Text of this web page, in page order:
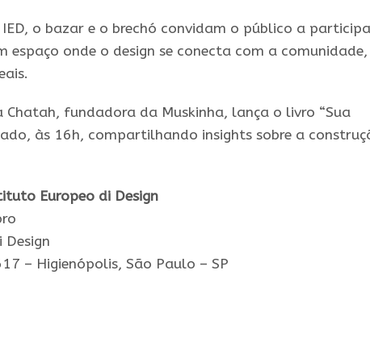
o bazar e o brechó convidam o público a
espaço onde o design se conecta com a comunidade,
fundadora da Muskinha, lança o livro “Sua
às 16h, compartilhando insights sobre a
Europeo di Design
– Higienópolis, São Paulo – SP